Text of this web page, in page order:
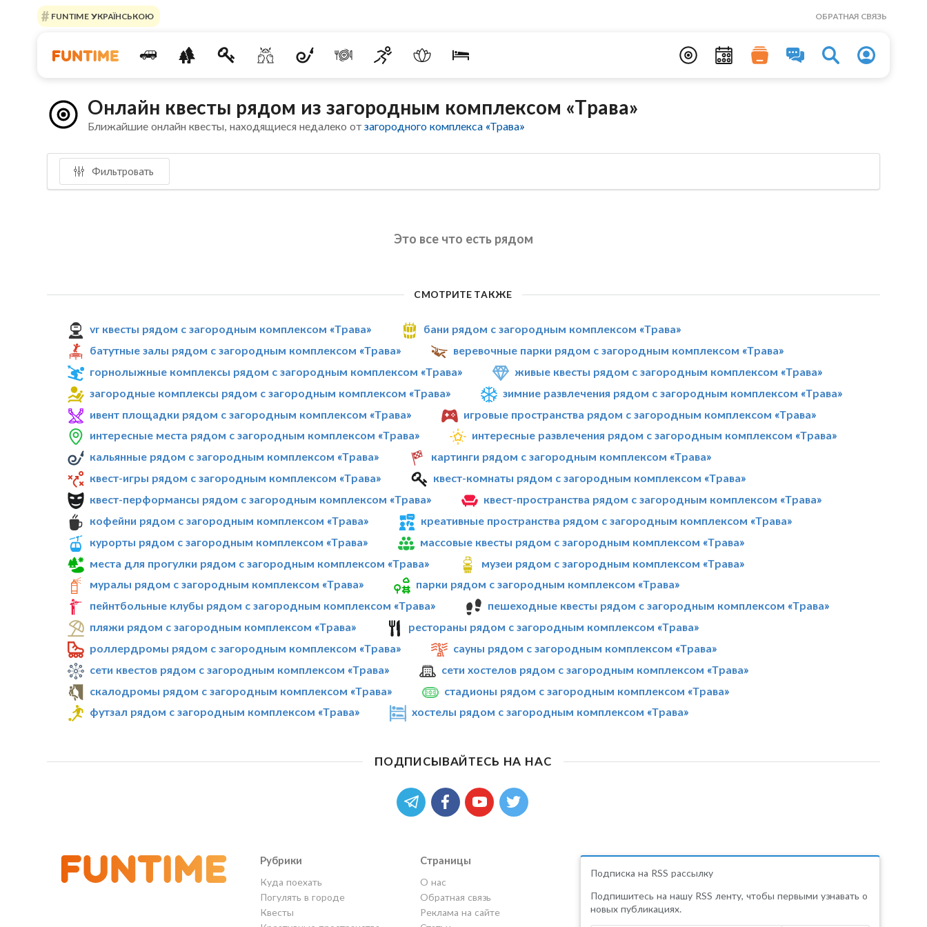
FUNTIME УКРАЇНСЬКОЮ ОБРАТНАЯ СВЯЗЬ
Онлайн квесты рядом из загородным комплексом «Трава»
Ближайшие онлайн квесты, находящиеся недалеко отзагородного комплекса «Трава»
Фильтровать
Это все что есть рядом
СМОТРИТЕ ТАКЖЕ
vr квесты рядом с загородным комплексом «Трава»
бани рядом с загородным комплексом «Трава»
батутные залы рядом с загородным комплексом «Трава»
веревочные парки рядом с загородным комплексом «Трава»
горнолыжные комплексы рядом с загородным комплексом «Трава»
живые квесты рядом с загородным комплексом «Трава»
загородные комплексы рядом с загородным комплексом «Трава»
зимние развлечения рядом с загородным комплексом «Трава»
ивент площадки рядом с загородным комплексом «Трава»
игровые пространства рядом с загородным комплексом «Трава»
интересные места рядом с загородным комплексом «Трава»
интересные развлечения рядом с загородным комплексом «Трава»
кальянные рядом с загородным комплексом «Трава»
картинги рядом с загородным комплексом «Трава»
квест-игры рядом с загородным комплексом «Трава»
квест-комнаты рядом с загородным комплексом «Трава»
квест-перформансы рядом с загородным комплексом «Трава»
квест-пространства рядом с загородным комплексом «Трава»
кофейни рядом с загородным комплексом «Трава»
креативные пространства рядом с загородным комплексом «Трава»
курорты рядом с загородным комплексом «Трава»
массовые квесты рядом с загородным комплексом «Трава»
места для прогулки рядом с загородным комплексом «Трава»
музеи рядом с загородным комплексом «Трава»
муралы рядом с загородным комплексом «Трава»
парки рядом с загородным комплексом «Трава»
пейнтбольные клубы рядом с загородным комплексом «Трава»
пешеходные квесты рядом с загородным комплексом «Трава»
пляжи рядом с загородным комплексом «Трава»
рестораны рядом с загородным комплексом «Трава»
роллердромы рядом с загородным комплексом «Трава»
сауны рядом с загородным комплексом «Трава»
сети квестов рядом с загородным комплексом «Трава»
сети хостелов рядом с загородным комплексом «Трава»
скалодромы рядом с загородным комплексом «Трава»
стадионы рядом с загородным комплексом «Трава»
футзал рядом с загородным комплексом «Трава»
хостелы рядом с загородным комплексом «Трава»
ПОДПИСЫВАЙТЕСЬ НА НАС
Рубрики
Куда поехать
Погулять в городе
Квесты
Страницы
О нас
Обратная связь
Реклама на сайте
Подписка на RSS рассылку
Подпишитесь на нашу RSS ленту, чтобы первыми узнавать о
новых публикациях.